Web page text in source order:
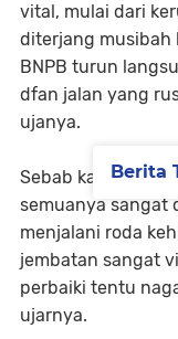
vital, mulai dari
diterjang musibah
BNPB turun
dfan jalan yang
ujanya.
Sebab katanya,
semuanya sangat
menjalani roda
jembatan sangat
perbaiki tentu
ujarnya.
Berita